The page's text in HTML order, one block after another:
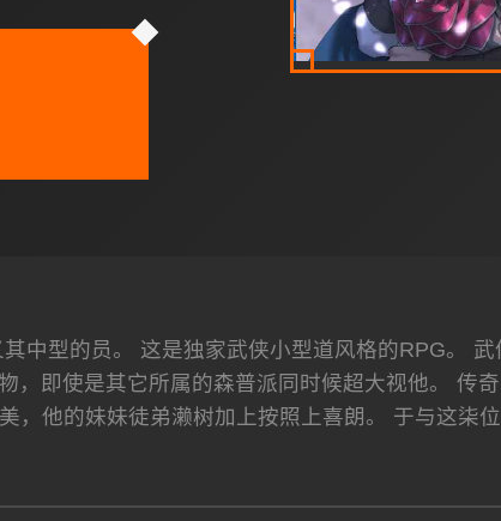
中型的员。 这是独家武侠小型道风格的RPG。
，即使是其它所属的森普派同时候超大视他。 传
，他的妹妹徒弟濑树加上按照上喜朗。 于与这柒